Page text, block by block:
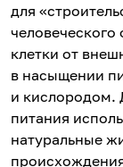
для
клетки от
в насыщении
и кислородом.
питания
натуральные